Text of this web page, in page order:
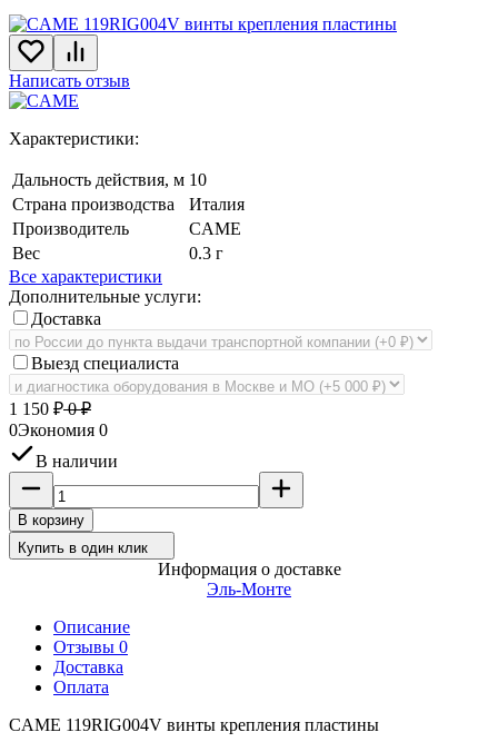
Написать отзыв
Характеристики:
Дальность действия, м 10
Страна производства
Италия
Производитель
CAME
Вес
0.3 г
Все характеристики
Дополнительные услуги:
Доставка
Выезд специалиста
1 150 ₽0₽
0Экономия 0
В наличии
В корзину
Купить в один клик
Информация о доставке
Эль-Монте
Описание
Отзывы 0
Доставка
Оплата
CAME 119RIG004V винты крепления пластины